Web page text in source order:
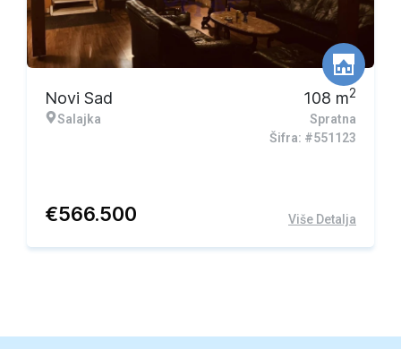
Novi Sad
Salajka
108 m2
Spratna
Šifra: #551123
€566.500 Više Detalja